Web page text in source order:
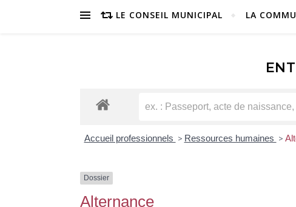
LE CONSEIL MUNICIPAL LA
Accueil professionnels > Ressources humaines >
Dossier
Alternance